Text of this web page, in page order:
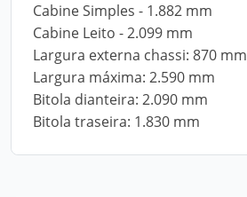
Cabine Simples - 1.882 mm
Cabine Leito - 2.099 mm
Largura externa chassi: 870 mm
Largura máxima: 2.590 mm
Bitola dianteira: 2.090 mm
Bitola traseira: 1.830 mm